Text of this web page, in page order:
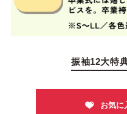
振袖12大特